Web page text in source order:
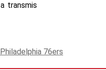
transmis
Philadelphia 76ers